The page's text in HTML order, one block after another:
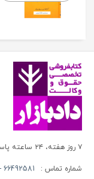
۷ روز هفته، ۲۴ ساعته پاسخگوی شما هستیم
شماره تماس : 66492581 - 66413280 (021)